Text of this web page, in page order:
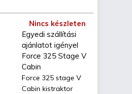
Nincs készleten
Egyedi szállítási
ajánlatot igényel
Force 325 Stage V
Cabin
Force 325 stage V
Cabin kistraktor